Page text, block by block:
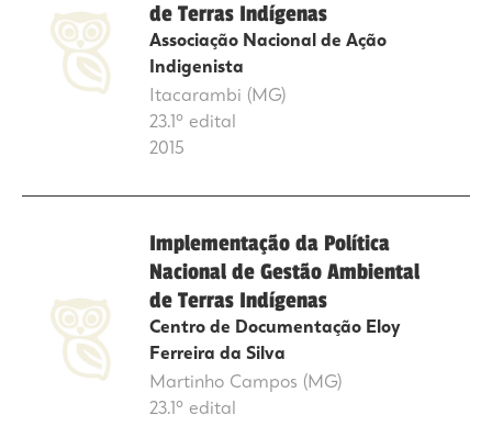
de Terras Indígenas
Associação Nacional de Ação
Indigenista
Itacarambi (MG)
23.1º edital
2015
Implementação da Política
Nacional de Gestão Ambiental
de Terras Indígenas
Centro de Documentação Eloy
Ferreira da Silva
Martinho Campos (MG)
23.1º edital